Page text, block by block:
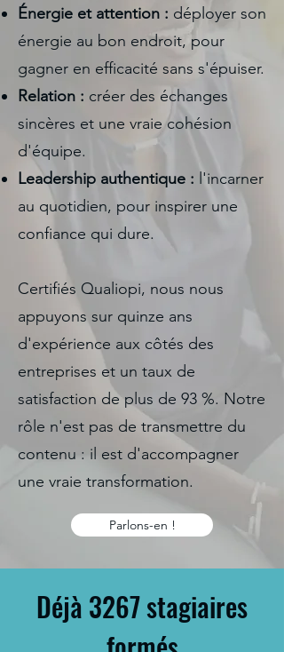
Énergie et attention : déployer son
énergie au bon endroit, pour
gagner en efficacité sans s'épuiser.
Relation : créer des échanges
sincères et une vraie cohésion
d'équipe.
Leadership authentique : l'incarner
au quotidien, pour inspirer une
confiance qui dure.
Certifiés Qualiopi, nous nous
appuyons sur quinze ans
d'expérience aux côtés des
entreprises et un taux de
satisfaction de plus de 93 %. Notre
rôle n'est pas de transmettre du
contenu : il est d'accompagner
une vraie transformation.
Parlons-en !
Déjà 3267 stagiaires